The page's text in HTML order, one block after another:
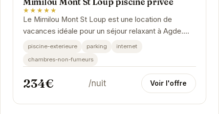
★★★★★
Le Mimilou Mont St Loup est une location de
vacances idéale pour un séjour relaxant à Agde.
Dotée d'une piscine privée, elle offre un cadre...
piscine-exterieure parking
internet
chambres-non-fumeurs
234€ /nuit Voir l'offre